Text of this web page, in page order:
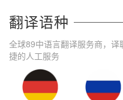
翻译语种
全球89中语言翻译服务商，
捷的人工服务